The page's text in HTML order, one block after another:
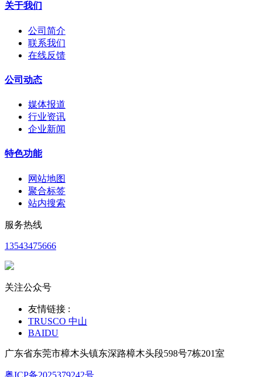
关于我们
公司简介
联系我们
在线反馈
公司动态
媒体报道
行业资讯
企业新闻
特色功能
网站地图
聚合标签
站内搜索
服务热线
13543475666
关注公众号
友情链接 :
TRUSCO 中山
BAIDU
广东省东莞市樟木头镇东深路樟木头段598号7栋201室
粤ICP备2025379242号